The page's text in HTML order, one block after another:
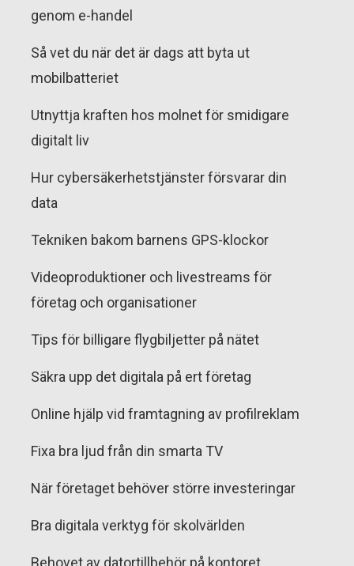
genom e-handel
Så vet du när det är dags att byta ut
mobilbatteriet
Utnyttja kraften hos molnet för smidigare
digitalt liv
Hur cybersäkerhetstjänster försvarar din
data
Tekniken bakom barnens GPS-klockor
Videoproduktioner och livestreams för
företag och organisationer
Tips för billigare flygbiljetter på nätet
Säkra upp det digitala på ert företag
Online hjälp vid framtagning av profilreklam
Fixa bra ljud från din smarta TV
När företaget behöver större investeringar
Bra digitala verktyg för skolvärlden
Behovet av datortillbehör på kontoret